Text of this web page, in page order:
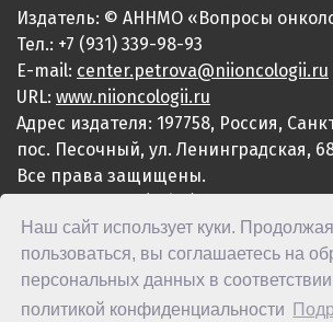
Наш сайт использует куки.
пользоваться, вы соглашаетесь на
персональных данных в
политикой конфиденциальности
Издатель: © АННМО «Вопросы
Тел.: +7 (931) 339-98-93
E-mail: center.petrova@niioncologii.ru
URL: www.niioncologii.ru
Адрес издателя: 197758, Россия,
пос. Песочный, ул. Ленинградская,
Все права защищены.
ISSN 2949-4915 (Online)